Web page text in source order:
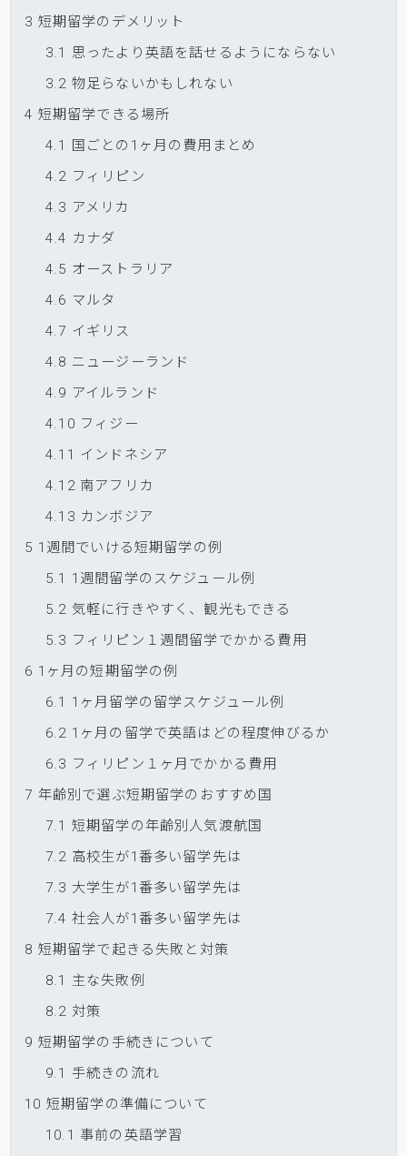
3 短期留学のデメリット
3.1 思ったより英語を話せるようにならない
3.2 物足らないかもしれない
4 短期留学できる場所
4.1
国ごとの1ヶ月の費用まとめ
4.2 フィリピン
4.3 アメリカ
4.4 カナダ
4.5 オーストラリア
4.6 マルタ
4.7 イギリス
4.8 ニュージーランド
4.9 アイルランド
4.10 フィジー
4.11
インドネシア
4.12 南アフリカ
4.13 カンボジア
5 1週間でいける短期留学の例
5.1 1週間留学のスケジュール例
5.2 気軽に行きやすく、観光もできる
5.3 フィリピン１週間留学でかかる費用
6 1ヶ月の短期留学の例
6.1 1ヶ月留学の留学スケジュール例
6.2 1ヶ月の留学で英語はどの程度伸びるか
6.3 フィリピン１ヶ月でかかる費用
7 年齢別で選ぶ短期留学のおすすめ国
7.1 短期留学の年齢別人気渡航国
7.2 高校生が1番多い留学先は
7.3 大学生が1番多い留学先は
7.4 社会人が1番多い留学先は
8 短期留学で起きる失敗と対策
8.1 主な失敗例
8.2 対策
9 短期留学の手続きについて
9.1 手続きの流れ
10 短期留学の準備について
10.1 事前の英語学習